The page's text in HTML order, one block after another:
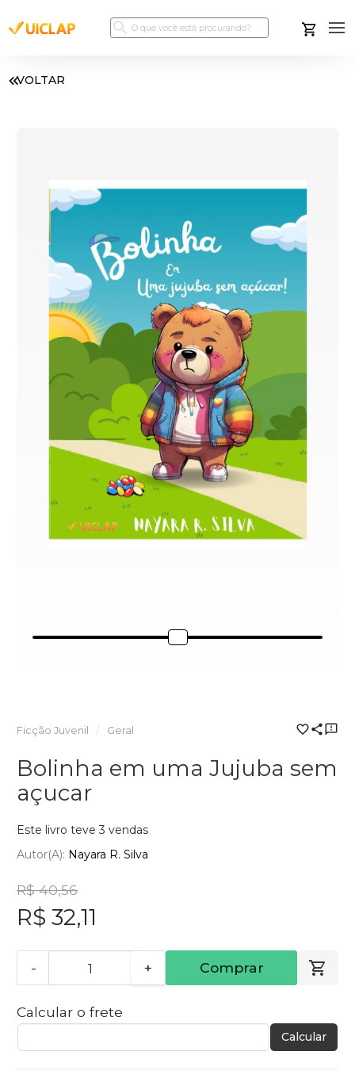
VOLTAR
Ficção Juvenil Geral
Bolinha em uma Jujuba sem
açucar
Este livro teve 3 vendas
Autor(a): Nayara R. Silva
R$ 40,56
R$ 32,11
- + Comprar
Calcular o frete
Calcular